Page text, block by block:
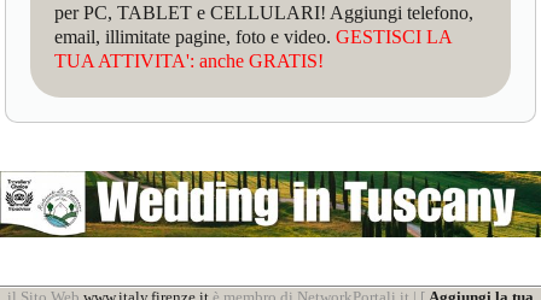
per PC, TABLET e CELLULARI! Aggiungi telefono,
email, illimitate pagine, foto e video.GESTISCI LA
TUA ATTIVITA': anche GRATIS!